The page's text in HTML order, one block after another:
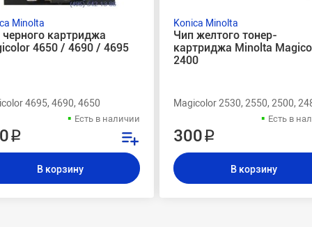
Minolta
картриджа
4650 / 4690 / 4695
4695, 4690, 4650
Есть в наличии
₽
В корзину
Konica Minolta
Чип желтого тонер-
картриджа Minolta
2400
Magicolor 2530, 2550, 2500,
Есть в
300 ₽
В корзину